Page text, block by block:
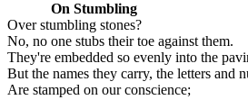
On Stumbling
Over stumbling stones?
No, no one stubs their toe against them.
They're embedded so evenly into the
But the names they carry, the letters and
Are stamped on our conscience;